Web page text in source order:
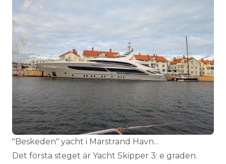
"Beskeden" yacht i Marstrand Havn...
Det första steget är Yacht Skipper 3: e graden.